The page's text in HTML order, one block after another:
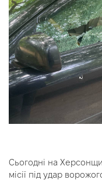
Сьогодні на
місії під удар